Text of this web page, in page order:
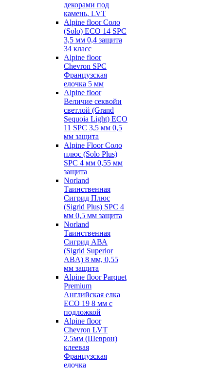
декорами под
камень, LVT
Alpine floor Соло
(Solo) ECO 14 SPC
3,5 мм 0,4 защита
34 класс
Alpine floor
Chevron SPC
Французская
елочка 5 мм
Alpine floor
Величие секвойи
светлой (Grand
Sequoia Light) ECO
11 SPC 3,5 мм 0,5
мм защита
Alpine Floor Соло
плюс (Solo Plus)
SPC 4 мм 0,55 мм
защита
Norland
Таинственная
Сигрид Плюс
(Sigrid Plus) SPC 4
мм 0,5 мм защита
Norland
Таинственная
Сигрид АВА
(Sigrid Superior
ABA) 8 мм, 0,55
мм защита
Alpine floor Parquet
Premium
Английская елка
ECO 19 8 мм с
подложкой
Alpine floor
Chevron LVT
2.5мм (Шеврон)
клеевая
Французская
елочка